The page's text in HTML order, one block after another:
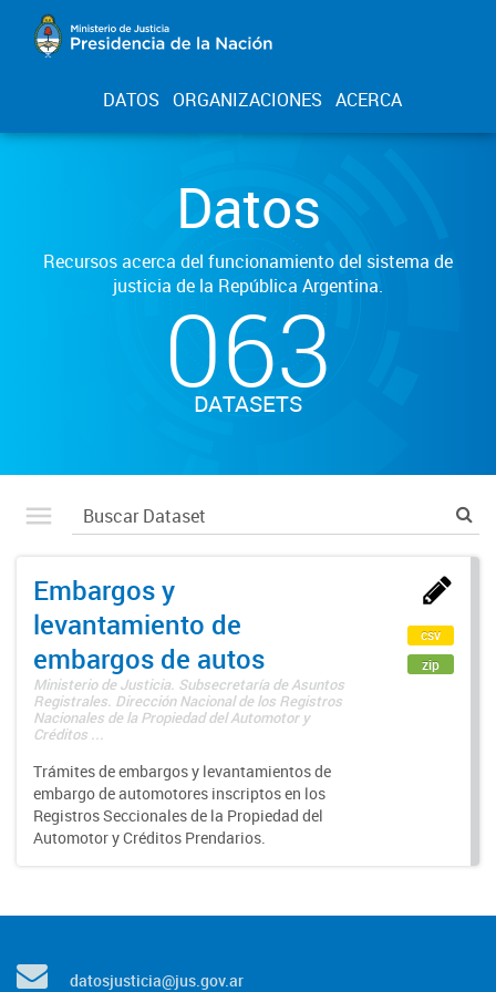
DATOS ORGANIZACIONES ACERCA
Datos
Recursos acerca del funcionamiento del sistema de
justicia de la República Argentina.
063
DATASETS
Embargos y
levantamiento de
embargos de autos
Ministerio de Justicia. Subsecretaría de Asuntos
Registrales. Dirección Nacional de los Registros
Nacionales de la Propiedad del Automotor y
Créditos ...
Trámites de embargos y levantamientos de
embargo de automotores inscriptos en los
Registros Seccionales de la Propiedad del
Automotor y Créditos Prendarios.
csv
zip
datosjusticia@jus.gov.ar